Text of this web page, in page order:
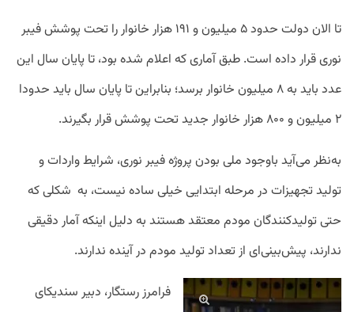
تا الان دولت حدود ۵ میلیون و ۱۹۱ هزار خانوار را تحت پوشش فیبر
نوری قرار داده است. طبق آماری که اعلام شده بود، تا پایان سال این
عدد باید به ۸ میلیون خانوار برسد؛ بنابراین تا پایان سال باید حدودا
۲ میلیون و ۸۰۰ هزار خانوار جدید تحت پوشش قرار بگیرند.
به‌نظر می‌آید باوجود ملی بودن پروژه فیبر نوری، شرایط واردات و
تولید تجهیزات در مرحله ابتدایی خیلی ساده نیست، به شکلی که
حتی تولیدکنندگان مودم معتقد هستند به دلیل اینکه آمار دقیقی
ندارند، پیش‌بینی‌ای از تعداد تولید مودم در آینده ندارند.
فرامرز رستگار، دبیر سندیکای